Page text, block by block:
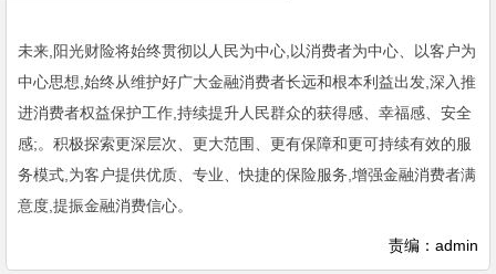
未来,阳光财险将始终贯彻以人民为中心,以消费者为中心、以客户为
中心思想,始终从维护好广大金融消费者长远和根本利益出发,深入推
进消费者权益保护工作,持续提升人民群众的获得感、幸福感、安全
感;。积极探索更深层次、更大范围、更有保障和更可持续有效的服
务模式,为客户提供优质、专业、快捷的保险服务,增强金融消费者满
意度,提振金融消费信心。
责编：admin